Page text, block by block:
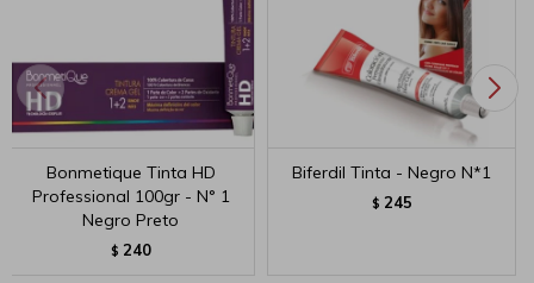
Bonmetique Tinta HD
Professional 100gr - N° 1
Negro Preto
$ 240
Biferdil Tinta - Negro N*1
$ 245